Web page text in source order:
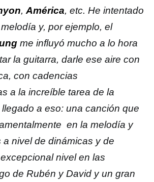
, América, etc. He intentado
y, por ejemplo, el
me influyó mucho a lo hora
la guitarra, darle ese aire con
con cadencias
a la increíble tarea de la
a eso: una canción que
en la melodía y
a nivel de dinámicas y de
nivel en las
de Rubén y David y un gran